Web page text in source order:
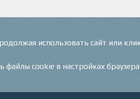
использовать сайт или
файлы cookie в настройках